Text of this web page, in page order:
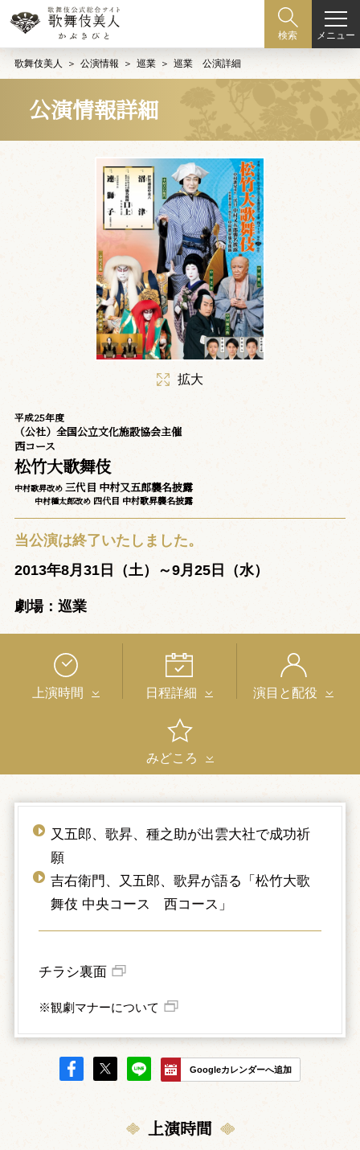
検索 メニュー
歌舞伎美人 公演情報 巡業 巡業 公演詳細
公演情報詳細
拡大
平成25年度
（公社）全国公立文化施設協会主催
西コース
松竹大歌舞伎
中村歌昇改め 三代目 中村又五郎襲名披露
中村種太郎改め 四代目 中村歌昇襲名披露
当公演は終了いたしました。
2013年8月31日（土）～9月25日（水）
劇場：巡業
上演時間 日程詳細 演目と配役
みどころ
又五郎、歌昇、種之助が出雲大社で成功祈
願
吉右衛門、又五郎、歌昇が語る「松竹大歌
舞伎 中央コース 西コース」
チラシ裏面
※観劇マナーについて
Googleカレンダーへ追加
上演時間